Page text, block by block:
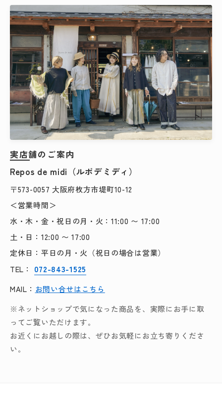
検索する
実店舗のご案内
Repos de midi（ルポデミディ）
〒573-0057 大阪府枚方市堤町10-12
＜営業時間＞
水・木・金・祝日の月・火：11:00 〜 17:00
土・日：12:00 〜 17:00
定休日：平日の月・火（祝日の場合は営業）
TEL：
072-843-1525
MAIL： お問い合せはこちら
※ネットショップで気になった商品を、実際にお手に取
ってご覧いただけます。
お近くにお越しの際は、ぜひお気軽にお立ち寄りくださ
い。